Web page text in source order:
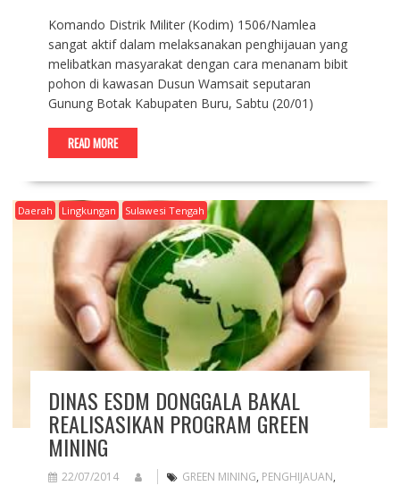
Komando Distrik Militer (Kodim) 1506/Namlea
sangat aktif dalam melaksanakan penghijauan yang
melibatkan masyarakat dengan cara menanam bibit
pohon di kawasan Dusun Wamsait seputaran
Gunung Botak Kabupaten Buru, Sabtu (20/01)
READ MORE
Daerah Lingkungan Sulawesi Tengah
DINAS ESDM DONGGALA BAKAL
REALISASIKAN PROGRAM GREEN
MINING
22/07/2014 GREEN MINING, PENGHIJAUAN,